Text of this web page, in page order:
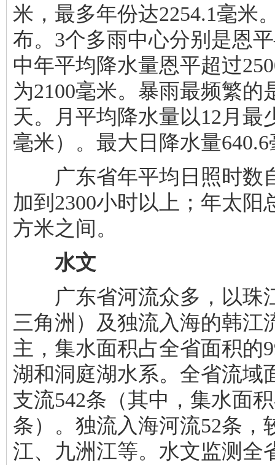
米，最多年份达2254.1毫米
布。3个多雨中心分别是恩
中年平均降水量恩平超过
为2100毫米。暴雨最频繁的
天。月平均降水量以12月最
毫米）。最大日降水量
广东省年平均日照时数自
加到2300小时以上；年太阳
方米之间。
水文
广东省河流众多，以珠
三角洲）及独流入海的韩江
主，集水面积占全省面积的
湖和洞庭湖水系。全省流域
支流542条（其中，集水面
条）。独流入海河流52条
江、九洲江等。水文监测全